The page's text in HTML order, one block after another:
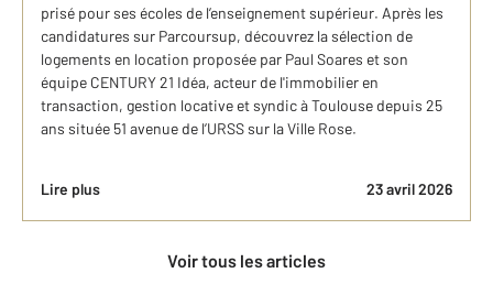
prisé pour ses écoles de l’enseignement supérieur. Après les
candidatures sur Parcoursup, découvrez la sélection de
logements en location proposée par Paul Soares et son
équipe CENTURY 21 Idéa, acteur de l'immobilier en
transaction, gestion locative et syndic à Toulouse depuis 25
ans située 51 avenue de l’URSS sur la Ville Rose.
Lire plus 23 avril 2026
Voir tous les articles